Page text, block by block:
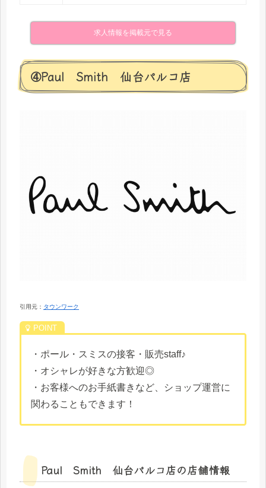
求人情報を掲載元で見る
➃Paul Smith 仙台パルコ店
引用元： タウンワーク
・ポール・スミスの接客・販売staff♪
・オシャレが好きな方歓迎◎
・お客様へのお手紙書きなど、ショップ運営に
関わることもできます！
Paul Smith 仙台パルコ店の店舗情報